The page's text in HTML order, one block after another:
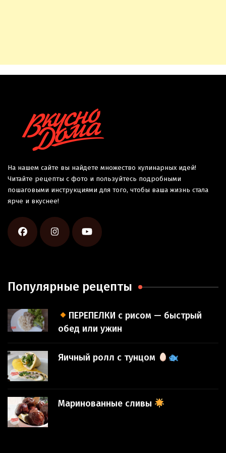
На нашем сайте вы найдете множество кулинарных идей!
Читайте рецепты с фото и пользуйтесь подробными
пошаговыми инструкциями для того, чтобы ваша жизнь стала
ярче и вкуснее!
Популярные рецепты
ПЕРЕПЕЛКИ с рисом — быстрый
обед или ужин
Яичный ролл с тунцом
Маринованные сливы